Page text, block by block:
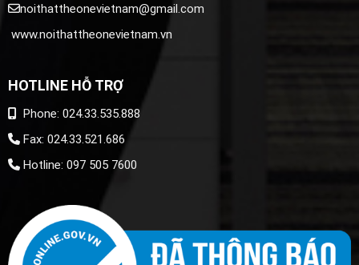
noithattheonevietnam@gmail.com
www.noithattheonevietnam.vn
HOTLINE HỖ TRỢ
Phone: 024.33.535.888
Fax: 024.33.521.686
Hotline: 097 505 7600